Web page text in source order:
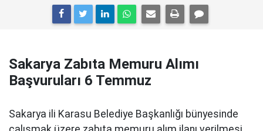
Sakarya Zabıta Memuru Alımı
Başvuruları 6 Temmuz
Sakarya ili Karasu Belediye Başkanlığı bünyesinde